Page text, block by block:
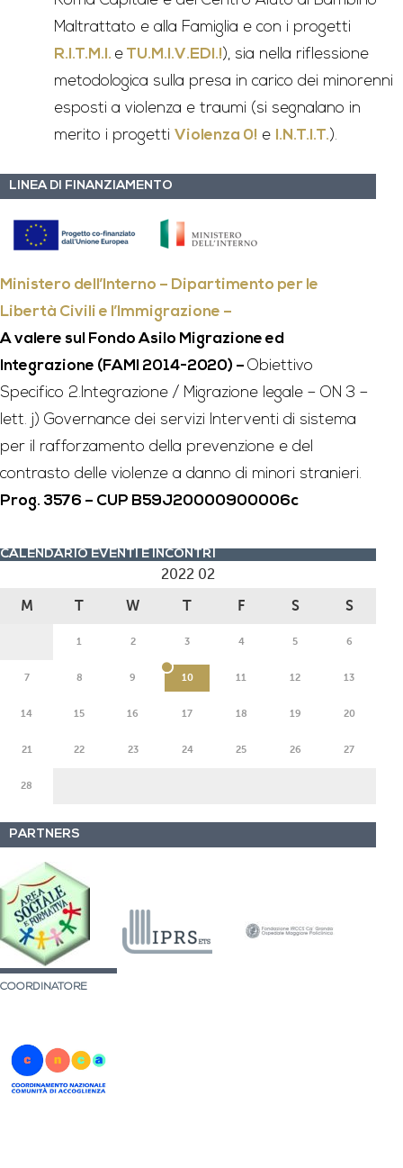
LINEA DI FINANZIAMENTO
Ministero dell’Interno – Dipartimento per le
Libertà Civili e l’Immigrazione –
A valere sul Fondo Asilo Migrazione ed
Integrazione (FAMI 2014-2020) – Obiettivo
Specifico 2.Integrazione / Migrazione legale – ON 3 –
lett. j) Governance dei servizi Interventi di sistema
per il rafforzamento della prevenzione e del
contrasto delle violenze a danno di minori stranieri.
Prog. 3576 – CUP B59J20000900006c
CALENDARIO EVENTI E INCONTRI
2022 02
M
T W T F S S
1 2 3 4 5 6
7 8 9 10 11 12 13
14 15 16 17 18 19 20
21 22 23 24 25 26 27
28
PARTNERS
COORDINATORE
Maltrattato e alla Famiglia e con i progetti
R.I.T.M.I. e TU.M.I.V.EDI.!), sia nella riflessione
metodologica sulla presa in carico dei minorenni
esposti a violenza e traumi (si segnalano in
merito i progetti Violenza 0! e I.N.T.I.T.).